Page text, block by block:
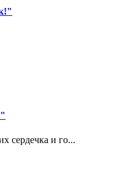
сердечка и го...